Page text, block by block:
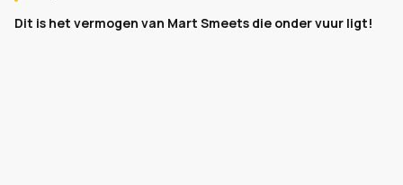
Dit is het vermogen van Mart Smeets die onder vuur ligt!